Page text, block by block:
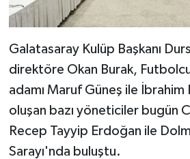
Galatasaray Kulüp Başkanı
direktöre Okan Burak,
adamı Maruf Güneş ile
oluşan bazı yöneticiler bugün
Recep Tayyip Erdoğan ile
Sarayı'nda buluştu.